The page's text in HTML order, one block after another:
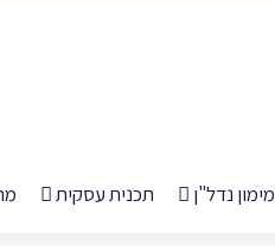
מימון נדל"ן תכנית עסקית